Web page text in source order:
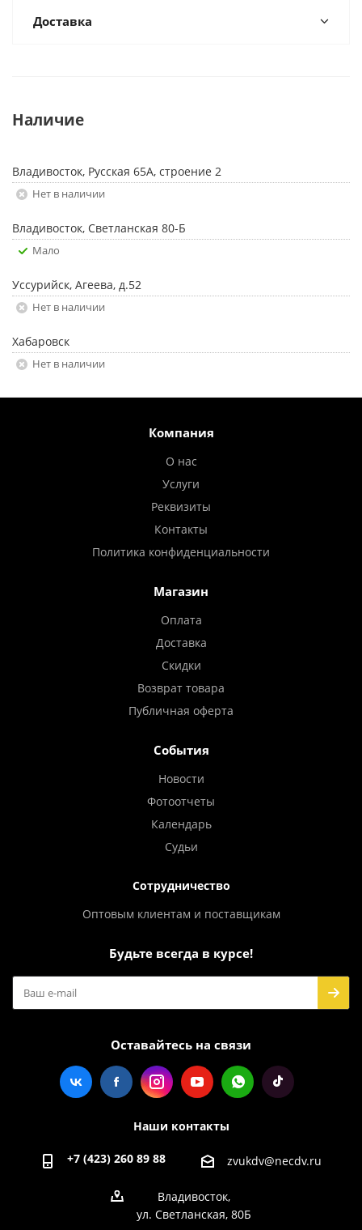
Доставка
Наличие
Владивосток, Русская 65А, строение 2
Нет в наличии
Владивосток, Светланская 80-Б
Мало
Уссурийск, Агеева, д.52
Нет в наличии
Хабаровск
Нет в наличии
Компания
О нас
Услуги
Реквизиты
Контакты
Политика конфиденциальности
Магазин
Оплата
Доставка
Скидки
Возврат товара
Публичная оферта
События
Новости
Фотоотчеты
Календарь
Судьи
Сотрудничество
Оптовым клиентам и поставщикам
Будьте всегда в курсе!
Оставайтесь на связи
Наши контакты
+7 (423) 260 89 88 zvukdv@necdv.ru
Владивосток,
ул. Светланская, 80Б